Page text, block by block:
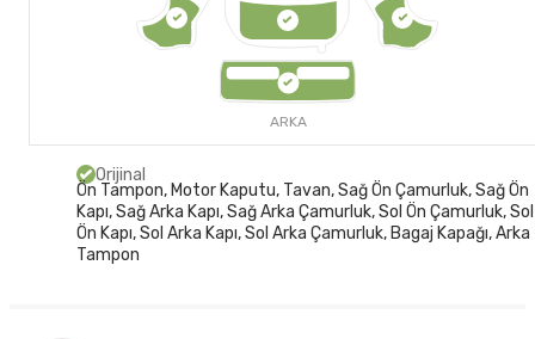
ARKA
Orijinal
Ön Tampon, Motor Kaputu, Tavan, Sağ Ön Çamurluk, Sağ Ön
Kapı, Sağ Arka Kapı, Sağ Arka Çamurluk, Sol Ön Çamurluk, Sol
Ön Kapı, Sol Arka Kapı, Sol Arka Çamurluk, Bagaj Kapağı, Arka
Tampon